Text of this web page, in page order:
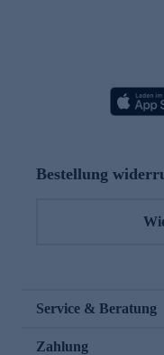
Bestellung
Service & Beratung
Zahlung